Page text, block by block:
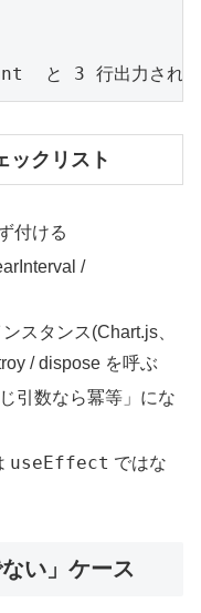
と 3 行出力される
ックリスト
付ける
/
スタンス(Chart.js、
/ dispose を呼ぶ
引数なら冪等」にな
useEffect ではな
い」ケース